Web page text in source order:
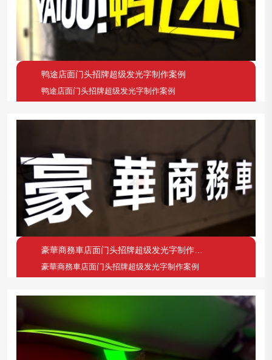
鸭途店面门头招牌超级发光字制作案例
鸭途店面门头招牌超级发光字制作案例
豪華商務車店面门头招牌超级发光字制作案例
豪華商務車店面门头招牌超级发光字制作案例